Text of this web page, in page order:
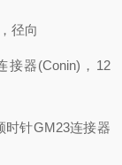
径向
接器(Conin)，12
时针GM23连接器